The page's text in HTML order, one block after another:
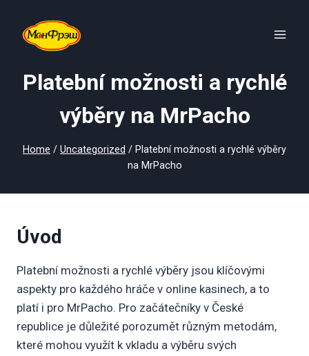
content
Platební možnosti a rychlé
výběry na MrPacho
Home / Uncategorized / Platební možnosti a rychlé výběry
na MrPacho
Úvod
Platební možnosti a rychlé výběry jsou klíčovými
aspekty pro každého hráče v online kasinech, a to
platí i pro MrPacho. Pro začátečníky v České
republice je důležité porozumět různým metodám,
které mohou využít k vkladu a výběru svých